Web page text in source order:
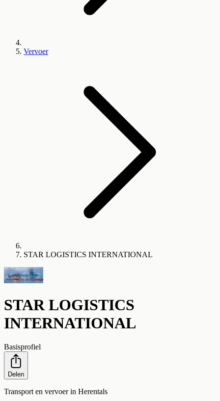
Vervoer
STAR LOGISTICS INTERNATIONAL
STAR LOGISTICS
INTERNATIONAL
Basisprofiel
Delen
Transport en vervoer in Herentals